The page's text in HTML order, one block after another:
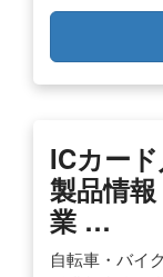
ICカー
製品情
業 …
自転車・バイ